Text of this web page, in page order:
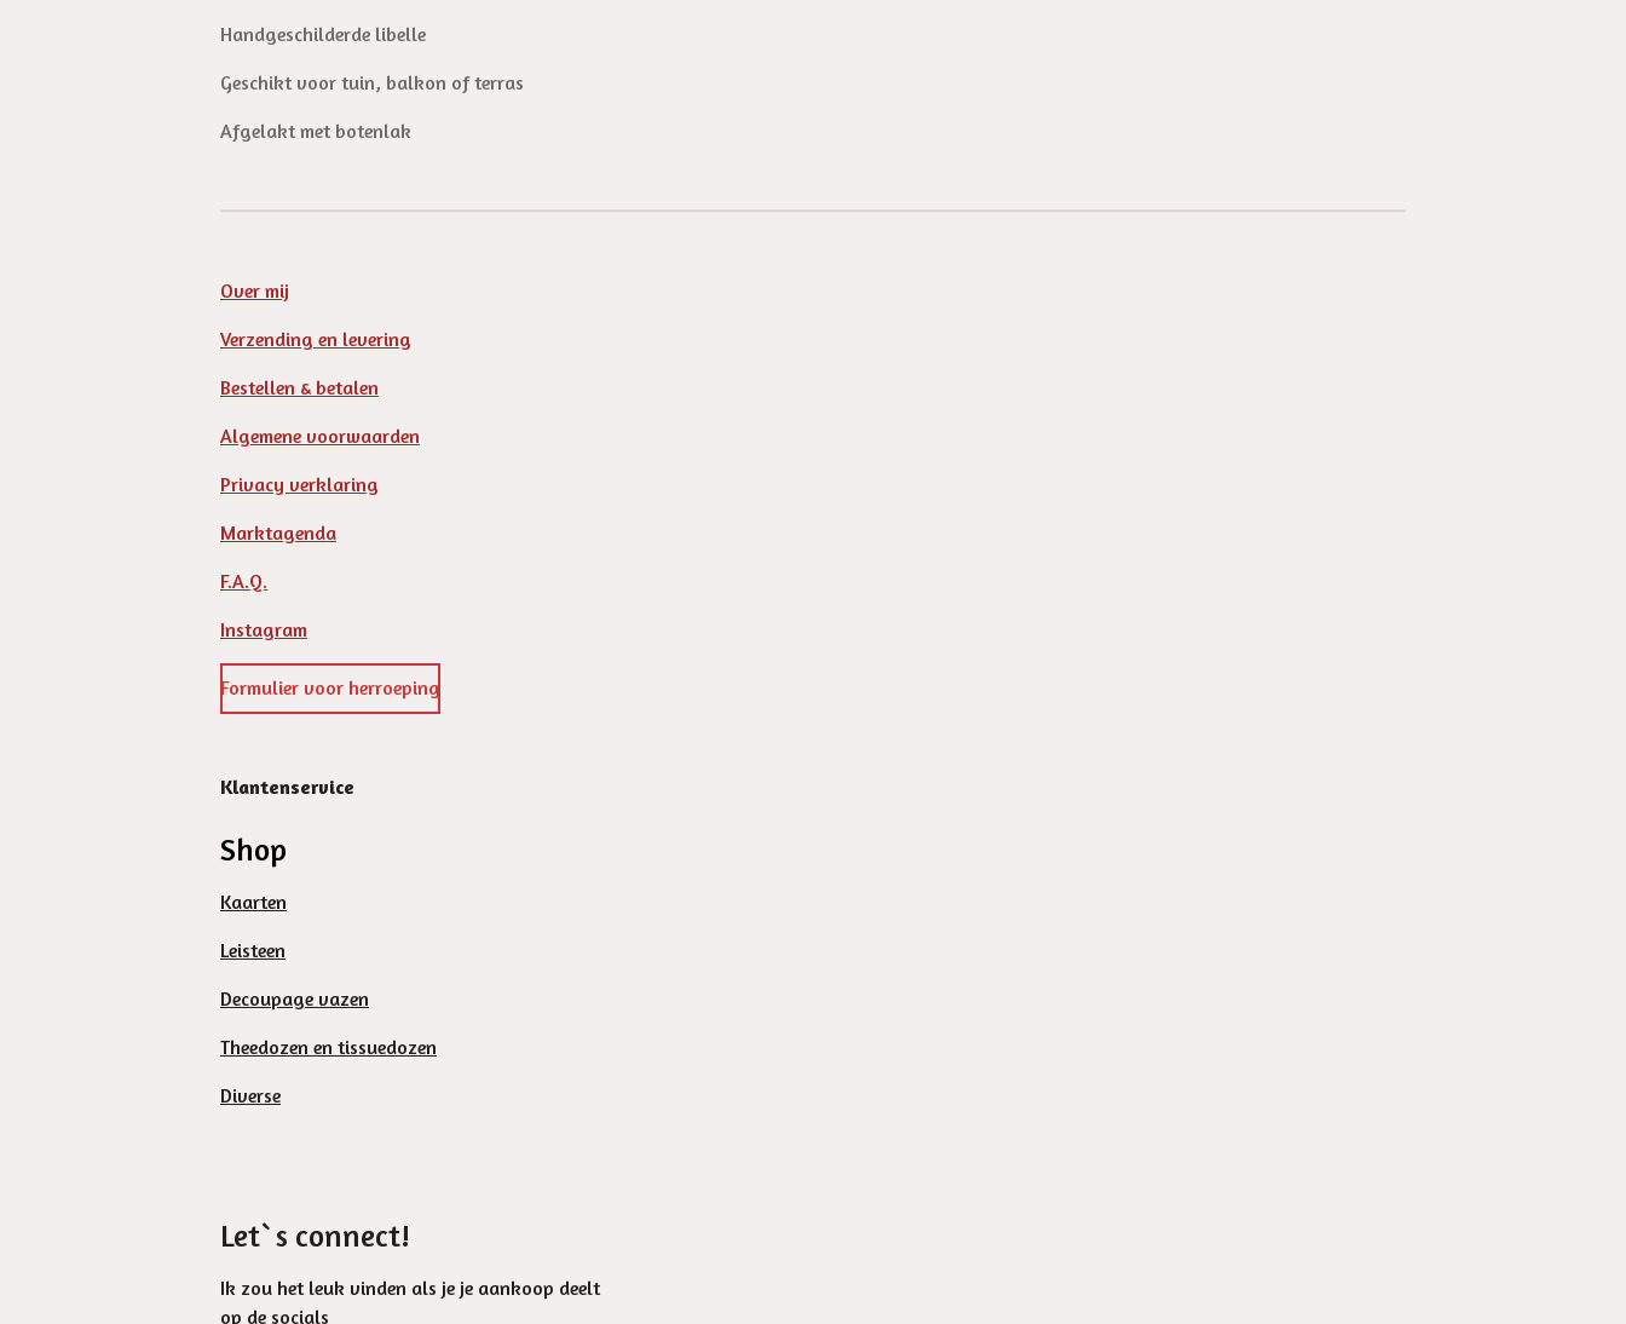
Handgeschilderde libelle
Geschikt voor tuin, balkon of terras
Afgelakt met botenlak
Over mij
Verzending en levering
Bestellen & betalen
Algemene voorwaarden
Privacy verklaring
Marktagenda
F.A.Q.
Instagram
Formulier voor herroeping
Klantenservice
Shop
Kaarten
Leisteen
Decoupage vazen
Theedozen en tissuedozen
Diverse
Let`s connect!
Ik zou het leuk vinden als je je aankoop deelt
op de socials